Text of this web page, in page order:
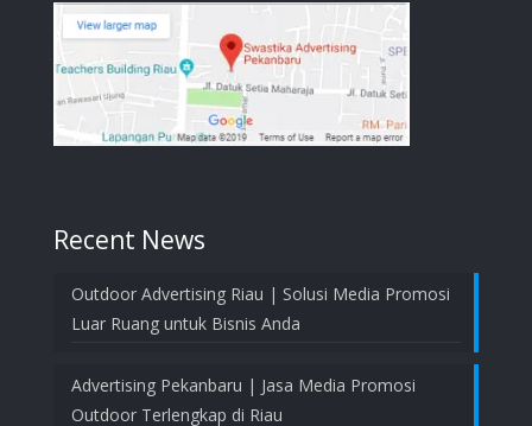
Recent News
Outdoor Advertising Riau | Solusi Media Promosi
Luar Ruang untuk Bisnis Anda
Advertising Pekanbaru | Jasa Media Promosi
Outdoor Terlengkap di Riau